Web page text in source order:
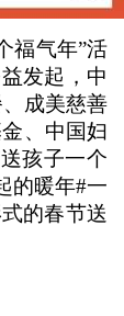
福气年”活
发起，中
成美慈善
、中国妇
孩子一个
的暖年#一
的春节送